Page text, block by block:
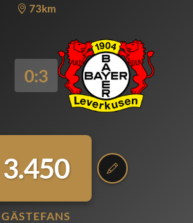
73km
0:3
3.450
GÄSTEFANS